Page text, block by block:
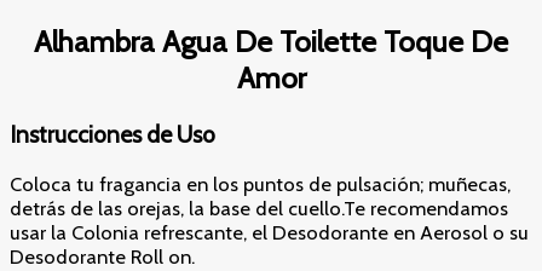
Alhambra Agua De Toilette Toque De
Amor
Instrucciones de Uso
Coloca tu fragancia en los puntos de pulsación; muñecas,
detrás de las orejas, la base del cuello.Te recomendamos
usar la Colonia refrescante, el Desodorante en Aerosol o su
Desodorante Roll on.